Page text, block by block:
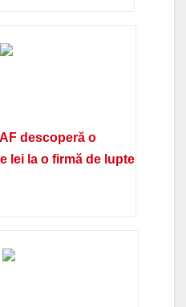
descoperă o
lei la o firmă de lupte